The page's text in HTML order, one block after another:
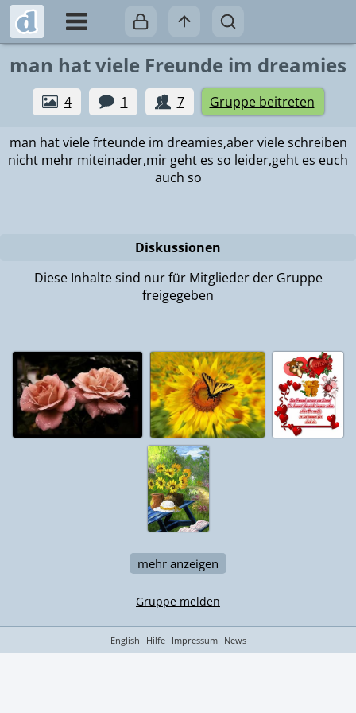
man hat viele Freunde im dreamies
4 1 7 Gruppe beitreten
man hat viele frteunde im dreamies,aber viele schreiben
nicht mehr miteinader,mir geht es so leider,geht es euch
auch so
Diskussionen
Diese Inhalte sind nur für Mitglieder der Gruppe
freigegeben
mehr anzeigen
Gruppe melden
English Hilfe Impressum News